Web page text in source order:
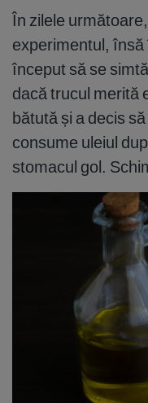
În zilele
experimentul, însă
început să se
dacă trucul merită
bătută și a decis
consume uleiul
stomacul gol.